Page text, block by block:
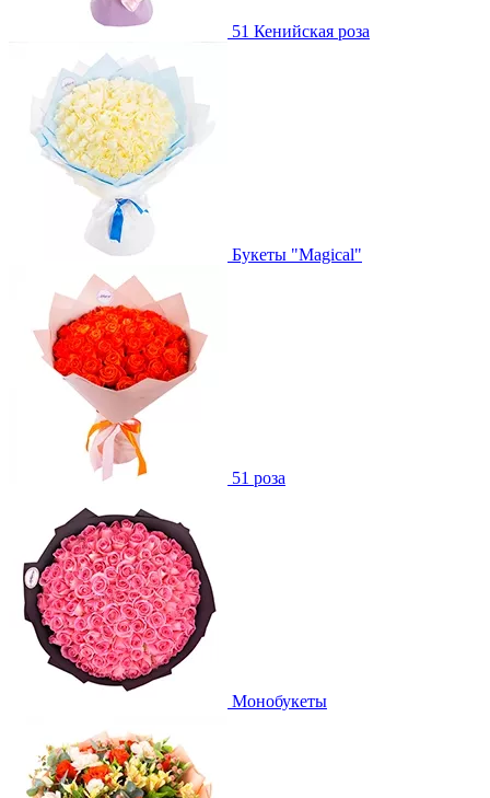
51 Кенийская роза
Букеты "Magical"
51 роза
Монобукеты